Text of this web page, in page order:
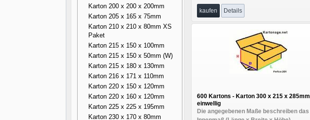
Karton 200 x 200 x 200mm
Karton 205 x 165 x 75mm
Karton 210 x 210 x 80mm XS
Paket
Karton 215 x 150 x 100mm
Karton 215 x 150 x 50mm (W)
Karton 215 x 180 x 130mm
Karton 216 x 171 x 110mm
Karton 220 x 150 x 120mm
Karton 220 x 160 x 120mm
Karton 225 x 225 x 195mm
Karton 230 x 170 x 80mm
kaufen Details
600 Kartons - Karton 300 x 215 x 285mm
einwellig
Die angegebenen Maße beschreiben das